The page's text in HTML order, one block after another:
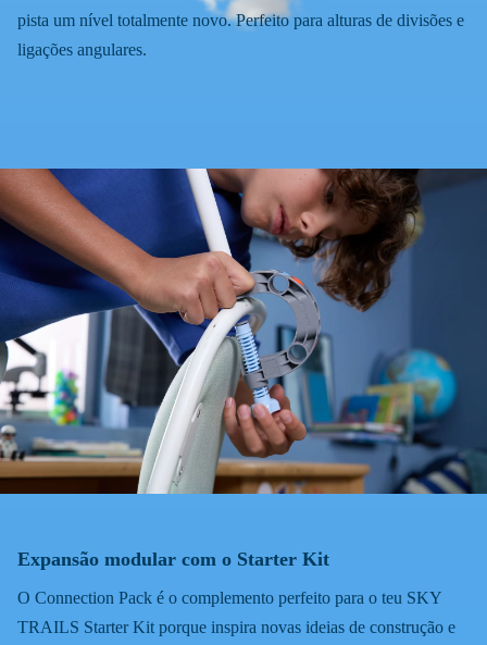
pista um nível totalmente novo. Perfeito para alturas de divisões e
ligações angulares.
Expansão modular com o Starter Kit
O Connection Pack é o complemento perfeito para o teu SKY
TRAILS Starter Kit porque inspira novas ideias de construção e